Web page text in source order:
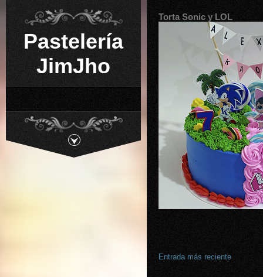
Pastelería
JimJho
Torta Sonic y LOL
Entrada más reciente